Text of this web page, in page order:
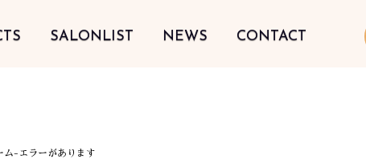
SALONLIST NEWS CONTACT
ム-エラーがあります